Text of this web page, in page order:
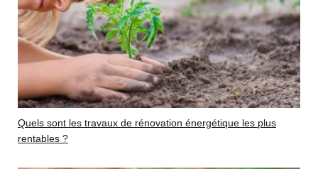
Quels sont les travaux de rénovation énergétique les plus
rentables ?